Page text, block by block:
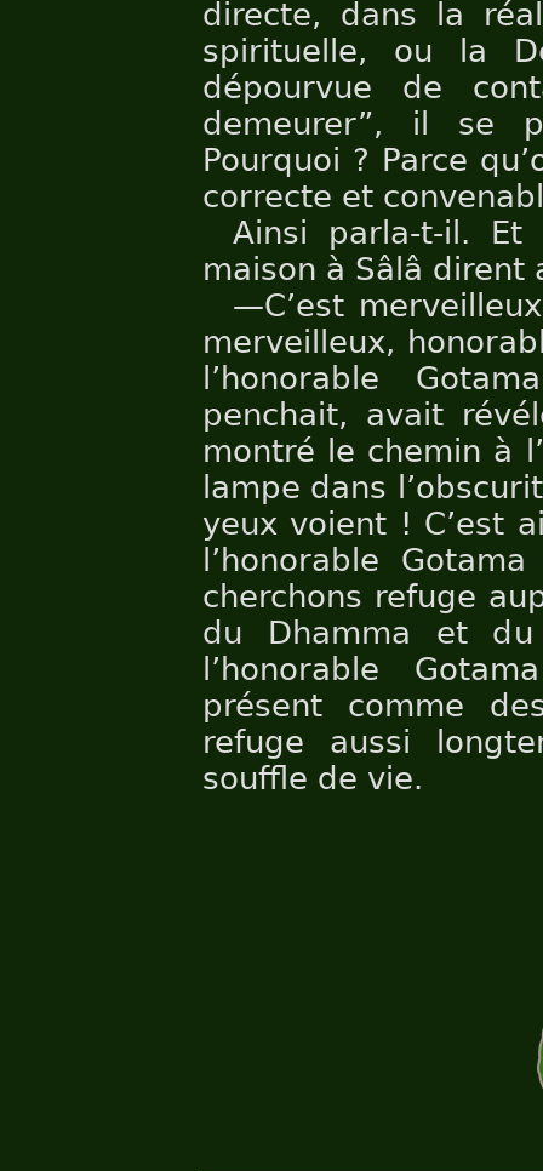
directe, dans la
spirituelle, ou la
dépourvue de
demeurer”, il se
Pourquoi ? Parce
correcte et
Ainsi parla-t-il. Et
maison à Sâlâ dirent
—C’est
merveilleux,
l’honorable
penchait, avait
montré le chemin à
lampe dans
yeux voient ! C’est
l’honorable
cherchons refuge
du Dhamma et du
l’honorable
présent comme
refuge aussi
souffle de vie.